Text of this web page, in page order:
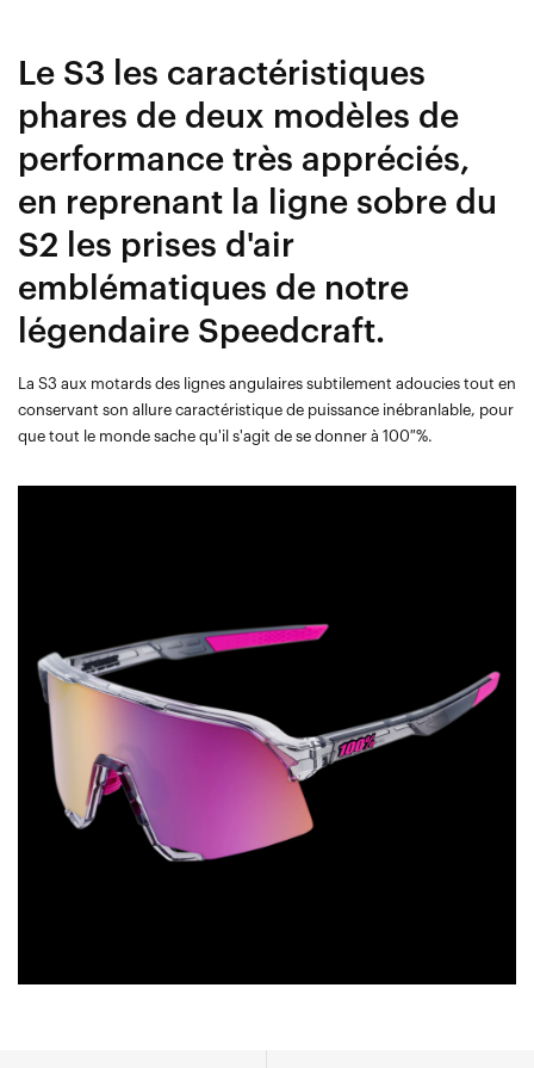
Le S3 les caractéristiques
phares de deux modèles de
performance très appréciés,
en reprenant la ligne sobre du
S2 les prises d'air
emblématiques de notre
légendaire Speedcraft.
La S3 aux motards des lignes angulaires subtilement adoucies tout en
conservant son allure caractéristique de puissance inébranlable, pour
que tout le monde sache qu'il s'agit de se donner à 100 %.